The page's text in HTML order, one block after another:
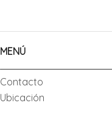
MENÚ
Contacto
Ubicación